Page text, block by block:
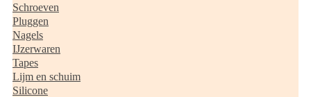
Schroeven
Pluggen
Nagels
IJzerwaren
Tapes
Lijm en schuim
Silicone